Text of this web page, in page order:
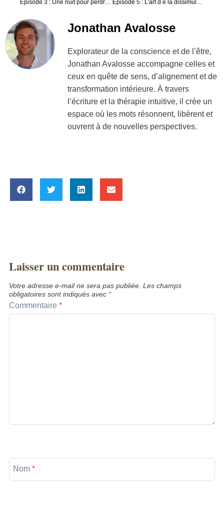
Épisode 3 : Une nuit pour perdre la vue – Podcast « Une nuit pour perdre la vue » Épisode 5 : L’art d e la dissimulation – Podcast « Une nuit pour perdre la vue »
Jonathan Avalosse
Explorateur de la conscience et de l’être,
Jonathan Avalosse accompagne celles et
ceux en quête de sens, d’alignement et de
transformation intérieure. À travers
l’écriture et la thérapie intuitive, il crée un
espace où les mots résonnent, libèrent et
ouvrent à de nouvelles perspectives.
Laisser un commentaire
Votre adresse e-mail ne sera pas publiée. Les champs
obligatoires sont indiqués avec *
Commentaire *
Nom *